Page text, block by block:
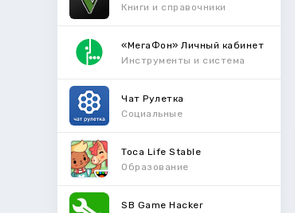
Книги и справочники
«МегаФон» Личный кабинет
Инструменты и система
Чат Рулетка
Социальные
Toca Life Stable
Образование
SB Game Hacker